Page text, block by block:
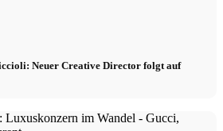
Neuer Creative Director folgt auf